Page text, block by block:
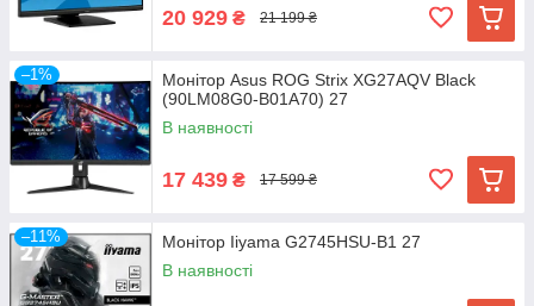
20 929 ₴ 21 199 ₴
–1%
Монітор Asus ROG Strix XG27AQV Black
(90LM08G0-B01A70) 27
В наявності
17 439 ₴ 17 599 ₴
–11%
Монітор Iiyama G2745HSU-B1 27
В наявності